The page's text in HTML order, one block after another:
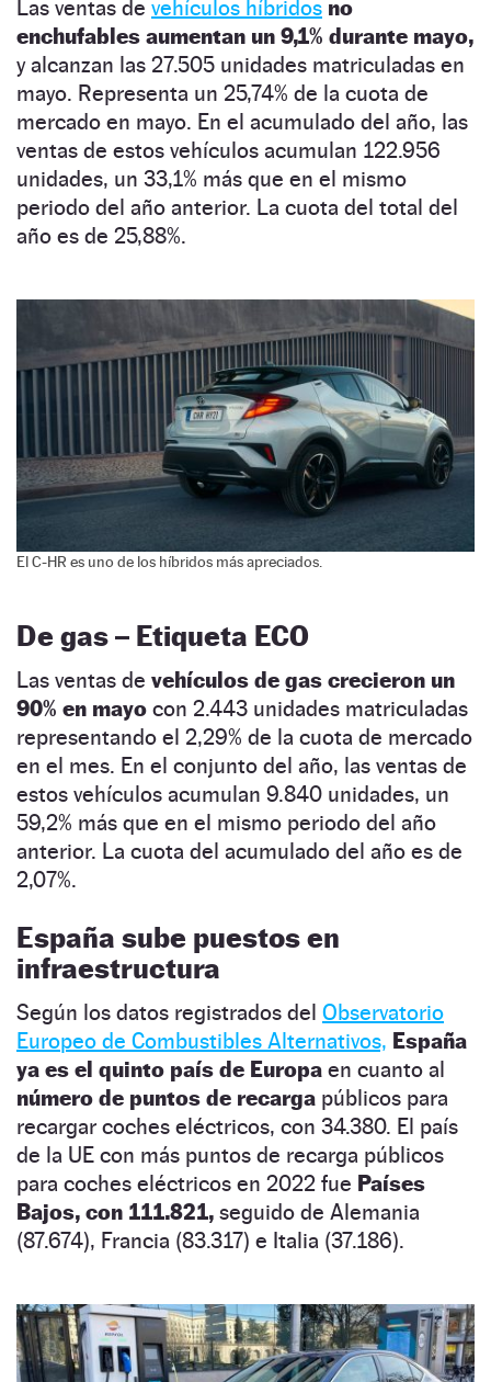
Las ventas de vehículos híbridos no
enchufables aumentan un 9,1% durante mayo,
y alcanzan las 27.505 unidades matriculadas en
mayo. Representa un 25,74% de la cuota de
mercado en mayo. En el acumulado del año, las
ventas de estos vehículos acumulan 122.956
unidades, un 33,1% más que en el mismo
periodo del año anterior. La cuota del total del
año es de 25,88%.
El C-HR es uno de los híbridos más apreciados.
De gas – Etiqueta ECO
Las ventas de vehículos de gas crecieron un
90% en mayo con 2.443 unidades matriculadas
representando el 2,29% de la cuota de mercado
en el mes. En el conjunto del año, las ventas de
estos vehículos acumulan 9.840 unidades, un
59,2% más que en el mismo periodo del año
anterior. La cuota del acumulado del año es de
2,07%.
España sube puestos en
infraestructura
Según los datos registrados del Observatorio
Europeo de Combustibles Alternativos, España
ya es el quinto país de Europa en cuanto al
número de puntos de recarga públicos para
recargar coches eléctricos, con 34.380. El país
de la UE con más puntos de recarga públicos
para coches eléctricos en 2022 fue Países
Bajos, con 111.821, seguido de Alemania
(87.674), Francia (83.317) e Italia (37.186).